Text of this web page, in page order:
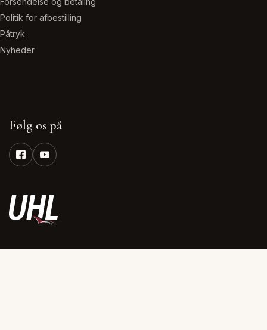
Politik for afbestilling
Påtryk
Nyheder
Følg os på